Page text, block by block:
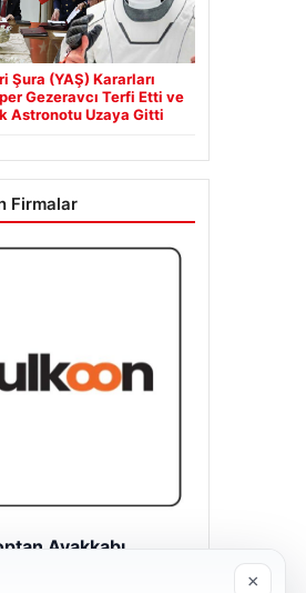
Şura (YAŞ) Kararları
Gezeravcı Terfi Etti ve
Astronotu Uzaya Gitti
Firmalar
Ayakkabı
×